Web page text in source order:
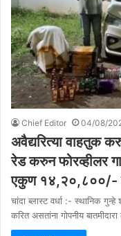
Chief Editor 04/08/
अवैद्यरित्या वाहतुक
रेड करुन फोरव्हीलर
एकुण १४,२०,८००/- रु.
चांदा ब्लास्ट वर्धा :- स्थानिक
करित असतांना गोपनीय